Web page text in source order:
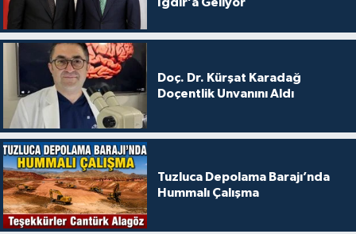
Doç. Dr. Kürşat Karadağ
Doçentlik Unvanını Aldı
Tuzluca Depolama Barajı’nda
Hummalı Çalışma